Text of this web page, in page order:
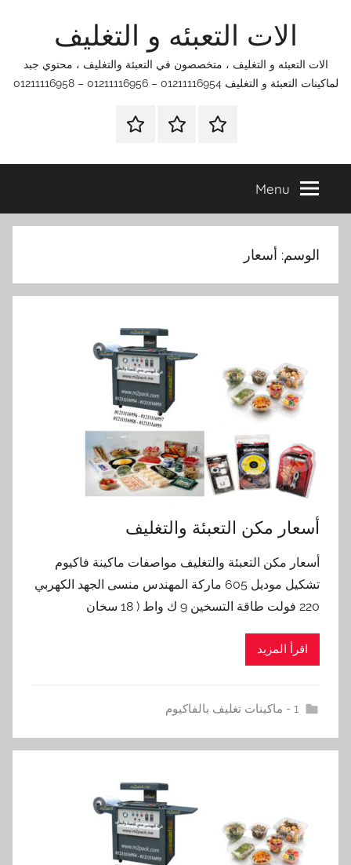
الات التعبئه و التغليف
الات التعبئه و التغليف ، متخصصون في التعبئة والتغليف ، محتوي جبد
لماكينات التعبئة و التغليف 01211116954 – 01211116956 – 01211116958
الرئيسيةاتصل
اتـصـل
في
التي
Menu
الوسم: أسعار
أسعار مكن التعبئة والتغليف
أسعار مكن التعبئة والتغليف مواصفات ماكينة فاكيوم
تشكيل موديل 605 ماركة المهندس منسى الجهد الكهربي
220 فولت طاقة التسخين 9 ك واط ( 18 سخان
اقرأ المزيد
1 - ماكينات تغليف بالفاكيوم